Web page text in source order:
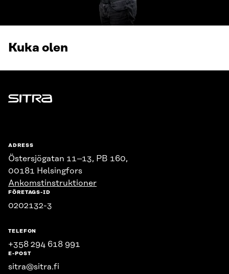
Kuka olen
Sitra
ADRESS
Östersjögatan 11–13, PB 160,
00181 Helsingfors
Ankomstinstruktioner
FÖRETAGS-ID
0202132-3
TELEFON
+358 294 618 991
E-POST
sitra@sitra.fi